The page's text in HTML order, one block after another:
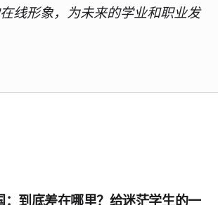
线形象，为未来的学业和职业发
：到底差在哪里？给迷茫学生的一